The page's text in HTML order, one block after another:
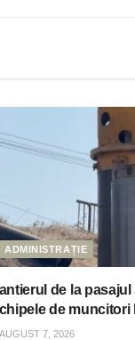
ADMINISTRAȚIE
de la
de muncitori
7, 2026